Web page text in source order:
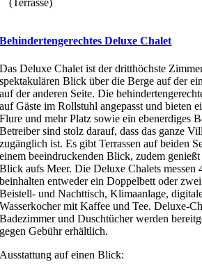
(Terrasse)
Behindertengerechtes Deluxe Chalet
Das Deluxe Chalet ist der dritthöchste
spektakulären Blick über die Berge auf der
auf der anderen Seite. Die
auf Gäste im Rollstuhl angepasst und bieten
Flure und mehr Platz sowie ein ebenerdiges
Betreiber sind stolz darauf, dass das ganze
zugänglich ist. Es gibt Terrassen auf beiden
einem beeindruckenden Blick, zudem
Blick aufs Meer. Die Deluxe Chalets messen
beinhalten entweder ein Doppelbett oder
Beistell- und Nachttisch, Klimaanlage,
Wasserkocher mit Kaffee und Tee. Deluxe-
Badezimmer und Duschtücher werden
gegen Gebühr erhältlich.
Ausstattung auf einen Blick: